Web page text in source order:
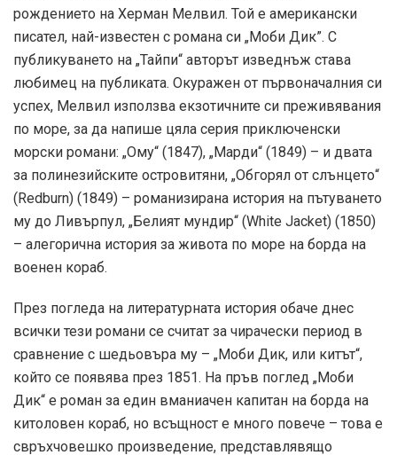
рождението на Херман Мелвил. Той е американски
писател, най-известен с романа си „Моби Дик”. С
публикуването на „Тайпи“ авторът изведнъж става
любимец на публиката. Окуражен от първоначалния си
успех, Мелвил използва екзотичните си преживявания
по море, за да напише цяла серия приключенски
морски романи: „Ому“ (1847), „Марди“ (1849) – и двата
за полинезийските островитяни, „Обгорял от слънцето“
(Redburn) (1849) – романизирана история на пътуването
му до Ливърпул, „Белият мундир“ (White Jacket) (1850)
– алегорична история за живота по море на борда на
военен кораб.
През погледа на литературната история обаче днес
всички тези романи се считат за чирачески период в
сравнение с шедьовъра му – „Моби Дик, или китът“,
който се появява през 1851. На пръв поглед „Моби
Дик“ е роман за един вманиачен капитан на борда на
китоловен кораб, но всъщност е много повече – това е
свръхчовешко произведение, представлявящо